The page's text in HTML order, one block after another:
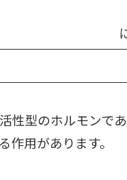
性型のホルモンで
作用があります。